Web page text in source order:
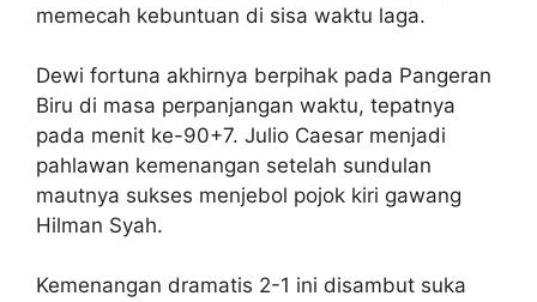
memecah kebuntuan di sisa waktu laga.
Dewi fortuna akhirnya berpihak pada Pangeran
Biru di masa perpanjangan waktu, tepatnya
pada menit ke-90+7. Julio Caesar menjadi
pahlawan kemenangan setelah sundulan
mautnya sukses menjebol pojok kiri gawang
Hilman Syah.
Kemenangan dramatis 2-1 ini disambut suka